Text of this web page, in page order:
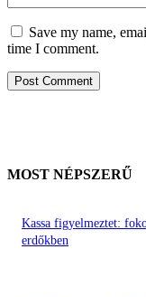
Save my name,
time I comment.
MOST NÉPSZERŰ
Kassa figyelmeztet:
erdőkben